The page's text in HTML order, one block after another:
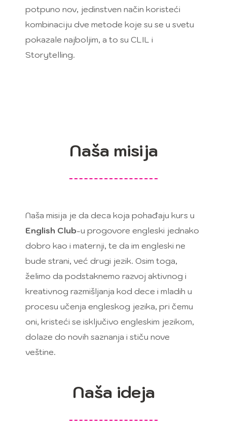
potpuno nov, jedinstven način koristeći
kombinaciju dve metode koje su se u svetu
pokazale najboljim, a to su CLIL i
Storytelling.
Naša misija
Naša misija je da deca koja pohađaju kurs u
English Club-u progovore engleski jednako
dobro kao i maternji, te da im engleski ne
bude strani, već drugi jezik. Osim toga,
želimo da podstaknemo razvoj aktivnog i
kreativnog razmišljanja kod dece i mladih u
procesu učenja engleskog jezika, pri čemu
oni, kristeći se isključivo engleskim jezikom,
dolaze do novih saznanja i stiču nove
veštine.
Naša ideja